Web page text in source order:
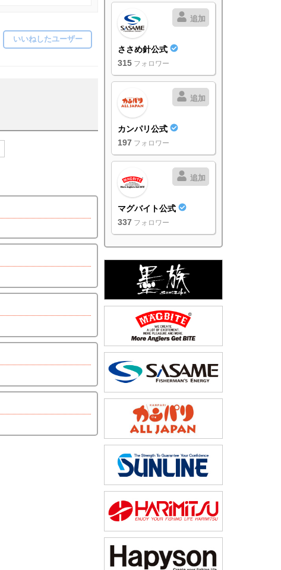
いいねしたユーザー
追加
ささめ針公式
315 フォロワー
追加
カンパリ公式
197 フォロワー
追加
マグバイト公式
337 フォロワー